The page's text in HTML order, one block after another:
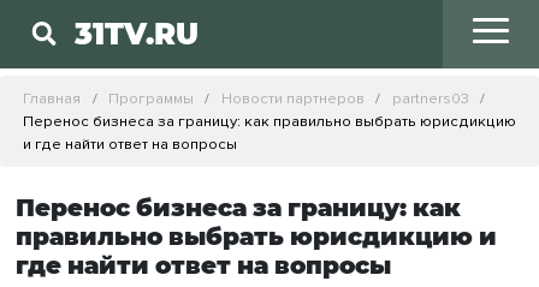
31TV.RU
Главная Программы Новости партнеров
partners03
Перенос бизнеса за границу: как правильно выбрать юрисдикцию
и где найти ответ на вопросы
Перенос бизнеса за границу: как
правильно выбрать юрисдикцию и
где найти ответ на вопросы